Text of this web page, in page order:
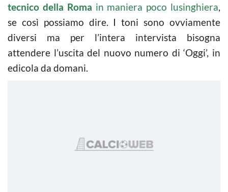
tecnico della Roma in maniera poco lusinghiera,
se così possiamo dire. I toni sono ovviamente
diversi ma per l’intera intervista bisogna
attendere l’uscita del nuovo numero di ‘Oggi’, in
edicola da domani.